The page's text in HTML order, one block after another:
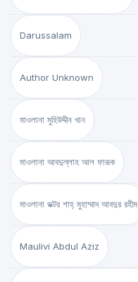
Darussalam
Author Unknown
মাওলানা মুহিউদ্দীন খান
মাওলানা আবদুল্লাহ আল ফারূক
মাওলানা ডক্টর শাহ্‌ মুহাম্মাদ আবদুর রহীম
Maulivi Abdul Aziz